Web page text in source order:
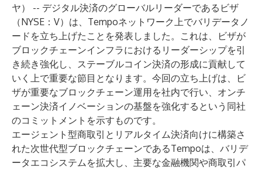
ヤ） -- デジタル決済のグローバルリーダーであるビザ
（NYSE：V）は、 Tempoネットワーク上でバリデータノ
ードを立ち上げたことを発表しました。これは、ビザが
ブロックチェーンインフラにおけるリーダーシップを引
き続き強化し、ステーブルコイン決済の形成に貢献して
いく上で重要な節目となります。今回の立ち上げは、ビ
ザが重要なブロックチェーン運用を社内で行い、オンチ
ェーン決済イノベーションの基盤を強化するという同社
のコミットメントを示すものです。
エージェント型商取引とリアルタイム決済向けに構築さ
れた次世代型ブロックチェーンであるTempoは、バリデ
ータエコシステムを拡大し、主要な金融機関や商取引パ